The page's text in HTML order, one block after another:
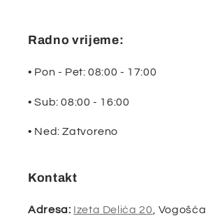
Radno vrijeme:
• Pon - Pet: 08:00 - 17:00
• Sub: 08:00 - 16:00
• Ned: Zatvoreno
Kontakt
Adresa: Izeta Delića 20, Vogošća